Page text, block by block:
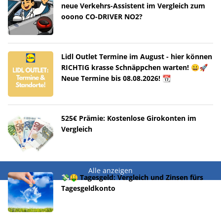
neue Verkehrs-Assistent im Vergleich zum
ooono CO-DRIVER NO2?
Lidl Outlet Termine im August - hier können
RICHTIG krasse Schnäppchen warten! 😀🚀
Neue Termine bis 08.08.2026! 📆
525€ Prämie: Kostenlose Girokonten im
Vergleich
Alle anzeigen
💸🤑 Tagesgeld: Vergleich und Zinsen fürs
Tagesgeldkonto